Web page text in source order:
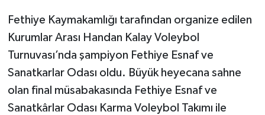
Fethiye Kaymakamlığı tarafından organize edilen
Kurumlar Arası Handan Kalay Voleybol
Turnuvası’nda şampiyon Fethiye Esnaf ve
Sanatkarlar Odası oldu. Büyük heyecana sahne
olan final müsabakasında Fethiye Esnaf ve
Sanatkârlar Odası Karma Voleybol Takımı ile